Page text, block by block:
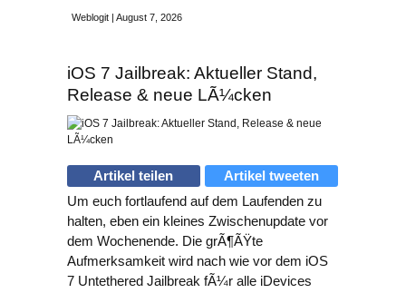
Weblogit | August 7, 2026
iOS 7 Jailbreak: Aktueller Stand,
Release & neue LÃ¼cken
Artikel teilen
Artikel tweeten
Um euch fortlaufend auf dem Laufenden zu
halten, eben ein kleines Zwischenupdate vor
dem Wochenende. Die grÃ¶ÃŸte
Aufmerksamkeit wird nach wie vor dem iOS
7 Untethered Jailbreak fÃ¼r alle iDevices